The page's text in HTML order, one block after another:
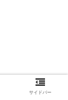
サイドバー